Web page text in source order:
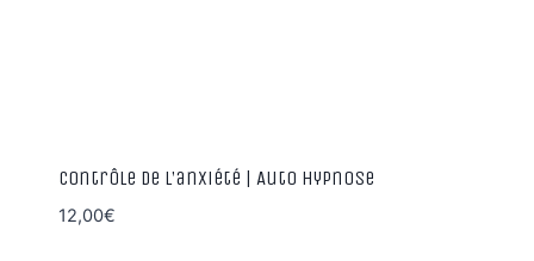
Contrôle de l’anxiété | Auto hypnose
12,00€